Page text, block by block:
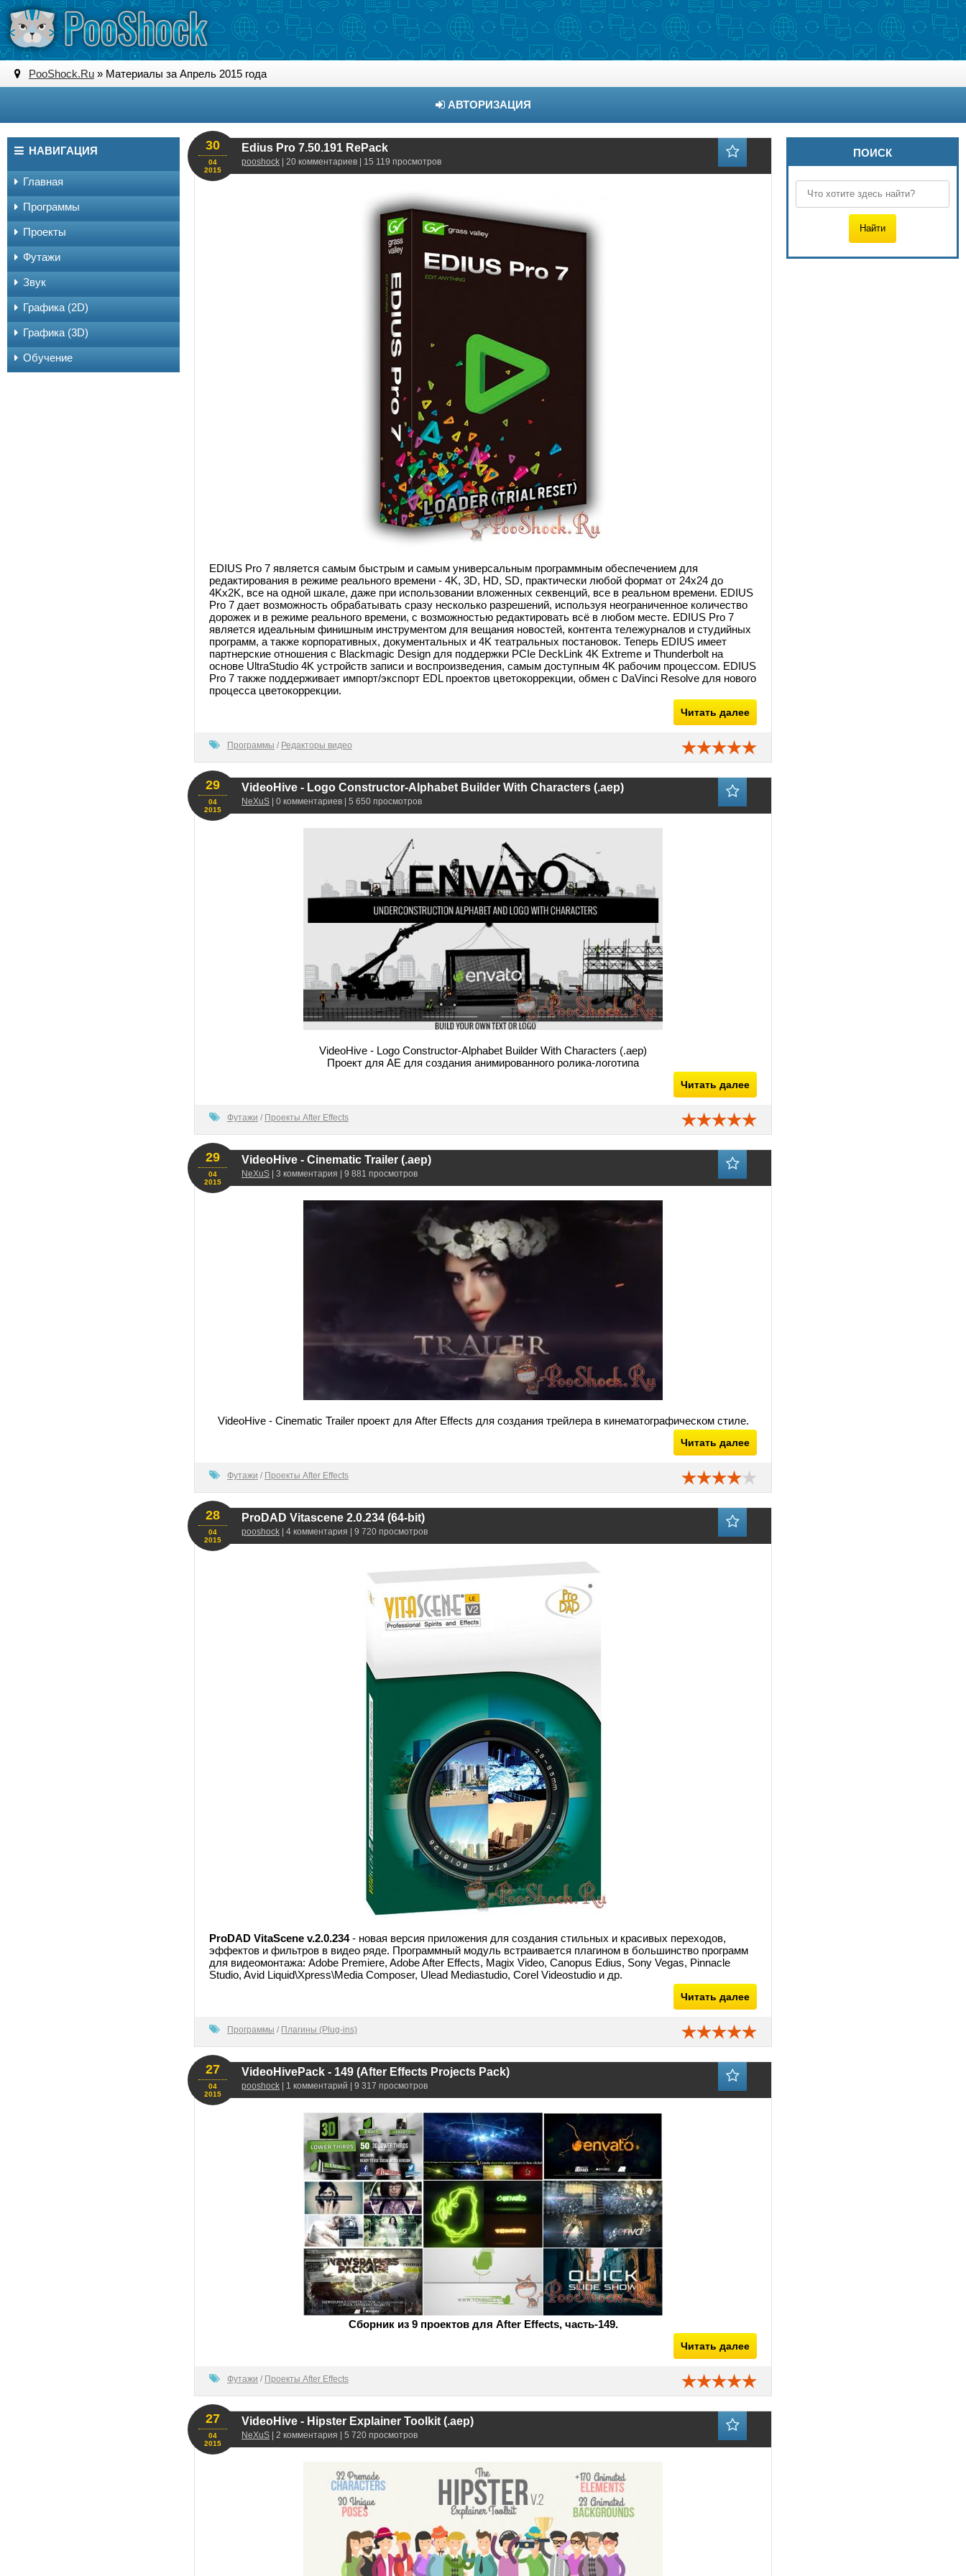
PooShock.Ru » Материалы за Апрель 2015 года
АВТОРИЗАЦИЯ
Edius Pro 7.50.191 RePack
pooshock | 20 комментариев | 15 119 просмотров
30
04
2015
EDIUS Pro 7 является самым быстрым и самым универсальным программным обеспечением для
редактирования в режиме реального времени - 4K, 3D, HD, SD, практически любой формат от 24x24 до
4Kx2K, все на одной шкале, даже при использовании вложенных секвенций, все в реальном времени. EDIUS
Pro 7 дает возможность обрабатывать сразу несколько разрешений, используя неограниченное количество
дорожек и в режиме реального времени, с возможностью редактировать всё в любом месте. EDIUS Pro 7
является идеальным финишным инструментом для вещания новостей, контента тележурналов и студийных
программ, а также корпоративных, документальных и 4K театральных постановок. Теперь EDIUS имеет
партнерские отношения с Blackmagic Design для поддержки PCIe DeckLink 4K Extreme и Thunderbolt на
основе UltraStudio 4K устройств записи и воспроизведения, самым доступным 4K рабочим процессом. EDIUS
Pro 7 также поддерживает импорт/экспорт EDL проектов цветокоррекции, обмен с DaVinci Resolve для нового
процесса цветокоррекции.
Читать далее
Программы / Редакторы видео
VideoHive - Logo Constructor-Alphabet Builder With Characters (.aep)
NeXuS | 0 комментариев | 5 650 просмотров
29
04
2015
VideoHive - Logo Constructor-Alphabet Builder With Characters (.aep)
Проект для AE для создания анимированного ролика-логотипа
Читать далее
Футажи / Проекты After Effects
VideoHive - Cinematic Trailer (.aep)
NeXuS | 3 комментария | 9 881 просмотров
29
04
2015
VideoHive - Cinematic Trailer проект для After Effects для создания трейлера в кинематографическом стиле.
Читать далее
Футажи / Проекты After Effects
ProDAD Vitascene 2.0.234 (64-bit)
pooshock | 4 комментария | 9 720 просмотров
28
04
2015
ProDAD VitaScene v.2.0.234- новая версия приложения для создания стильных и красивых переходов,
эффектов и фильтров в видео ряде. Программный модуль встраивается плагином в большинство программ
для видеомонтажа: Adobe Premiere, Adobe After Effects, Magix Video, Canopus Edius, Sony Vegas, Pinnacle
Studio, Avid Liquid\Xpress\Media Composer, Ulead Mediastudio, Corel Videostudio и др.
Читать далее
Программы / Плагины (Plug-ins)
VideoHivePack - 149 (After Effects Projects Pack)
pooshock | 1 комментарий | 9 317 просмотров
27
04
2015
Сборник из 9 проектов для After Effects, часть-149.
Читать далее
Футажи / Проекты After Effects
VideoHive - Hipster Explainer Toolkit (.aep)
NeXuS | 2 комментария | 5 720 просмотров
27
04
2015
НАВИГАЦИЯ
Главная
Программы
Проекты
Футажи
Звук
Графика (2D)
Графика (3D)
Обучение
ПОИСК